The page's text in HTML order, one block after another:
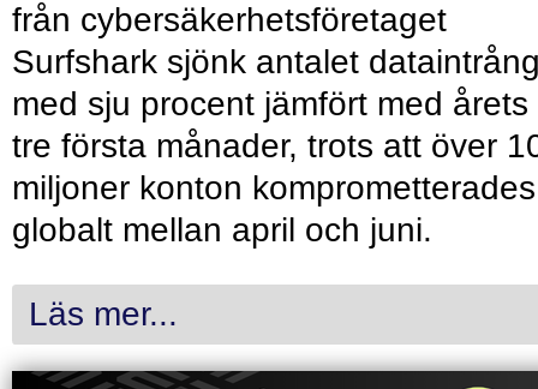
från cybersäkerhetsföretaget
Surfshark sjönk antalet
med sju procent jämfört med årets
tre första månader, trots att över
miljoner konton komprometterades
globalt mellan april och juni.
Läs mer...